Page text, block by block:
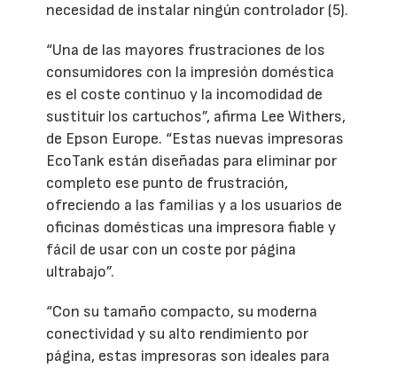
necesidad de instalar ningún controlador (5).
“Una de las mayores frustraciones de los
consumidores con la impresión doméstica
es el coste continuo y la incomodidad de
sustituir los cartuchos”, afirma Lee Withers,
de Epson Europe. “Estas nuevas impresoras
EcoTank están diseñadas para eliminar por
completo ese punto de frustración,
ofreciendo a las familias y a los usuarios de
oficinas domésticas una impresora fiable y
fácil de usar con un coste por página
ultrabajo”.
“Con su tamaño compacto, su moderna
conectividad y su alto rendimiento por
página, estas impresoras son ideales para